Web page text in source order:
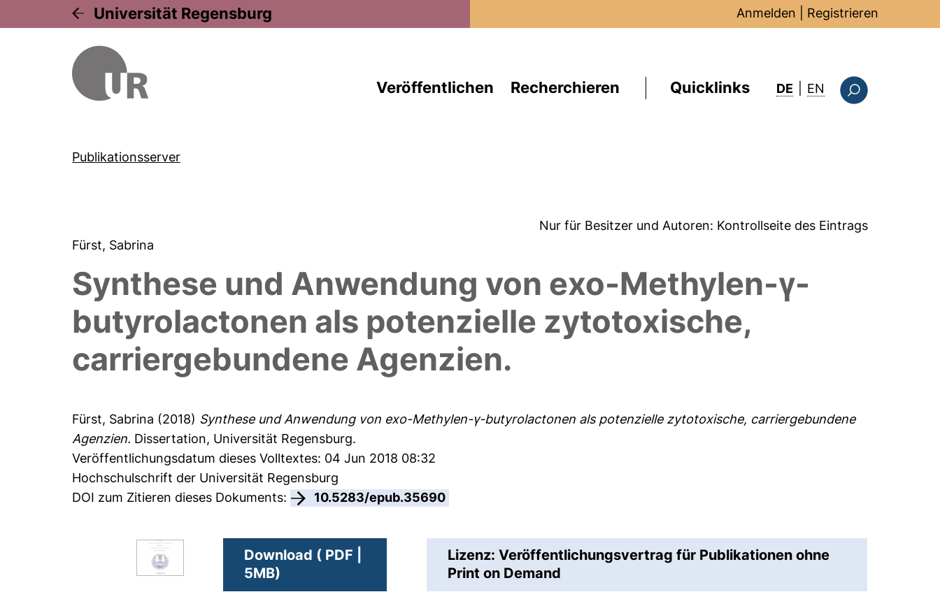
Universität Regensburg Anmelden Registrieren
Veröffentlichen Recherchieren Quicklinks DE EN : this page in
Publikationsserver
Nur für Besitzer und Autoren: Kontrollseite des Eintrags
Fürst, Sabrina
Synthese und Anwendung von exo-Methylen-γ-
butyrolactonen als potenzielle zytotoxische,
carriergebundene Agenzien.
Fürst, Sabrina (2018) Synthese und Anwendung von exo-Methylen-γ-butyrolactonen als potenzielle zytotoxische, carriergebundene
Agenzien. Dissertation, Universität Regensburg.
Veröffentlichungsdatum dieses Volltextes: 04 Jun 2018 08:32
Hochschulschrift der Universität Regensburg
DOI zum Zitieren dieses Dokuments:
10.5283/epub.35690
Download ( PDF |
5MB)
Lizenz: Veröffentlichungsvertrag für Publikationen ohne
Print on Demand